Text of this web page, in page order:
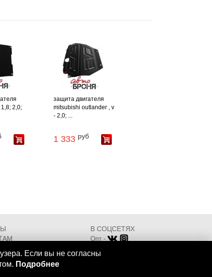
2,0;
защита двигателя
mitsubishi outlander , v
- 2,0; ...
1 333 руб
Если вы не согласны
Подробнее
В СОЦСЕТЯХ
Опт -